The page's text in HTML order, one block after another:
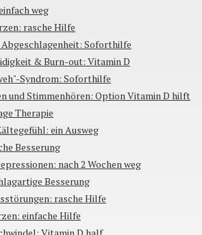
weg
rasche Hilfe
Abgeschlagenheit: Soforthilfe
& Burn-out: Vitamin D
Syndrom: Soforthilfe
und Stimmenhören: Option Vitamin D hilft
Therapie
ein Ausweg
Besserung
nach 2 Wochen weg
Besserung
rasche Hilfe
einfache Hilfe